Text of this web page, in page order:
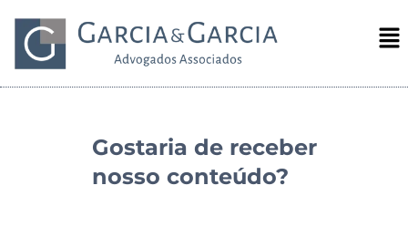
Gostaria de receber
nosso conteúdo?